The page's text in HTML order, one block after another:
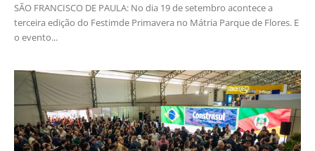
SÃO FRANCISCO DE PAULA: No dia 19 de setembro acontece a
terceira edição do Festimde Primavera no Mátria Parque de Flores. E
o evento...